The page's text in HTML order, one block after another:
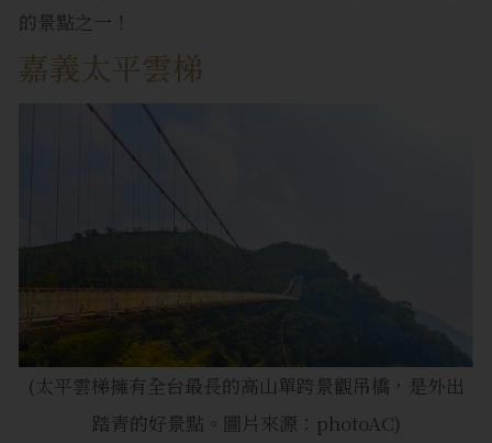
的景點之一！
嘉義太平雲梯
(太平雲梯擁有全台最長的高山單跨景觀吊橋，是外出
踏青的好景點。圖片來源：photoAC)